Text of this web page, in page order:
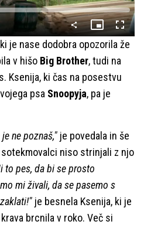
Predvajaj
Slika
v
sliki
način
je nase dodobra opozorila že
v hišo Big Brother, tudi na
Ksenija, ki čas na posestvu
psa Snoopyja, pa je
ne poznaš," je povedala in še
niso strinjali z njo
to pes, da bi se prosto
mi živali, da se pasemo s
je besnela Ksenija, ki je
brcnila v roko. Več si